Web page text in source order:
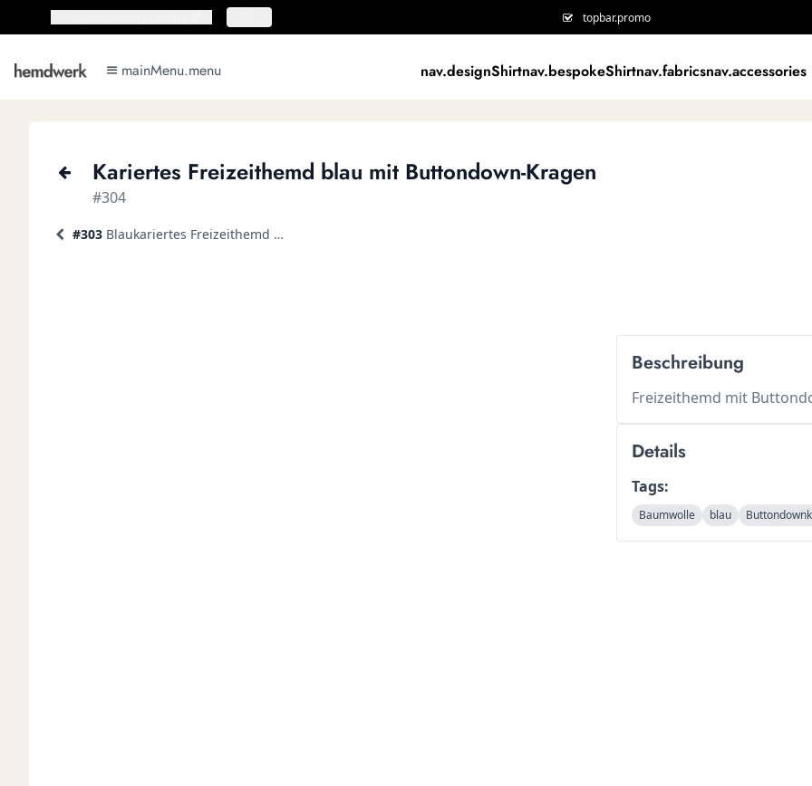
topbar.promo
mainMenu.menu
mainMenu.menu nav.designShirtnav.bespokeShirtnav.fabricsnav.accessories
Kariertes Freizeithemd blau mit Buttondown-Kragen
#304
#303 Blaukariertes Freizeithemd mit weißem Innenstoff
Beschreibung
Freizeithemd mit
Details
Tags:
Baumwolle blau